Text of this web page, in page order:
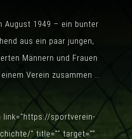
August 1949 – ein bunter
aus ein paar jungen,
Männern und Frauen
Verein zusammen …
link="https://sportverein-
" title="" target=""